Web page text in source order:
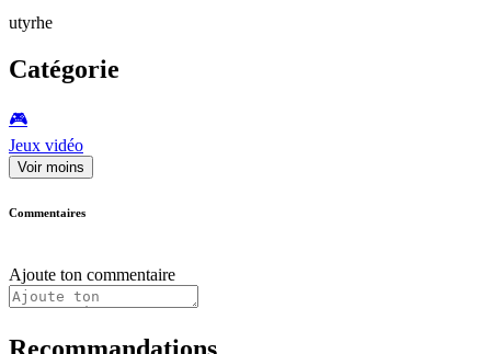
utyrhe
Catégorie
🎮️
Jeux vidéo
Voir moins
Commentaires
Ajoute ton commentaire